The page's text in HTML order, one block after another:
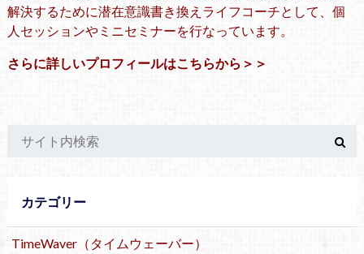
解決するために潜在意識書き換えライフコーチとして、個
人セッションやミニセミナーを行なっています。
さらに詳しいプロフィールはこちらから＞＞
カテゴリー
TimeWaver（タイムウェーバー）